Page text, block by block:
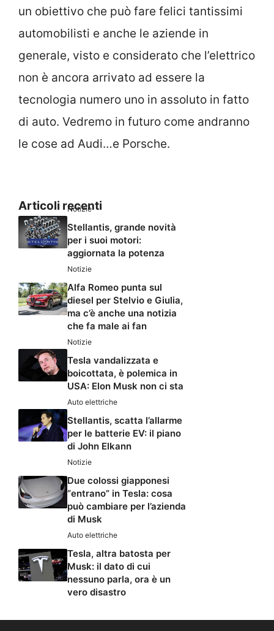
un obiettivo che può fare felici tantissimi
automobilisti e anche le aziende in
generale, visto e considerato che l’elettrico
non è ancora arrivato ad essere la
tecnologia numero uno in assoluto in fatto
di auto. Vedremo in futuro come andranno
le cose ad Audi…e Porsche.
Articoli recenti
Notizie
Stellantis, grande novità
per i suoi motori:
aggiornata la potenza
Notizie
Alfa Romeo punta sul
diesel per Stelvio e Giulia,
ma c’è anche una notizia
che fa male ai fan
Notizie
Tesla vandalizzata e
boicottata, è polemica in
USA: Elon Musk non ci sta
Auto elettriche
Stellantis, scatta l’allarme
per le batterie EV: il piano
di John Elkann
Notizie
Due colossi giapponesi
“entrano” in Tesla: cosa
può cambiare per l’azienda
di Musk
Auto elettriche
Tesla, altra batosta per
Musk: il dato di cui
nessuno parla, ora è un
vero disastro